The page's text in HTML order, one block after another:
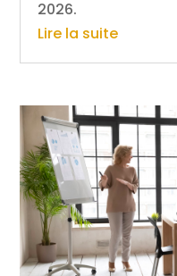
2026.
Lire la suite